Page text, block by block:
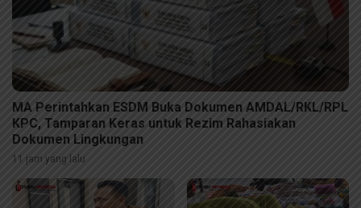
MA Perintahkan ESDM Buka Dokumen AMDAL/RKL/RPL
KPC, Tamparan Keras untuk Rezim Rahasiakan
Dokumen Lingkungan
11 jam yang lalu